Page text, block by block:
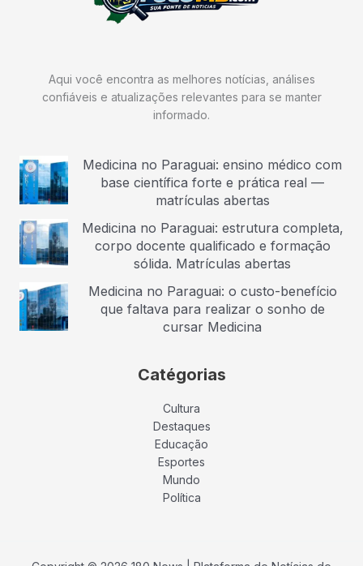
Aqui você encontra as melhores notícias, análises
confiáveis e atualizações relevantes para se manter
informado.
Medicina no Paraguai: ensino médico com
base científica forte e prática real —
matrículas abertas
Medicina no Paraguai: estrutura completa,
corpo docente qualificado e formação
sólida. Matrículas abertas
Medicina no Paraguai: o custo-benefício
que faltava para realizar o sonho de
cursar Medicina
Catégorias
Cultura
Destaques
Educação
Esportes
Mundo
Política